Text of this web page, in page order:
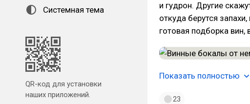
Системная тема
QR-код для установки
наших приложений.
и гудрон. Другие
откуда берутся
готовая подборка вин,
Показать полностью
23